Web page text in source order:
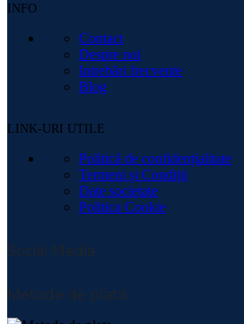
INFO
Contact
Despre noi
Intrebări frecvente
Blog
LINK-URI UTILE
Politică de confidențialitate
Termeni și Condiții
Date societate
Politica Cookie
Social Media:
Metode de plată: